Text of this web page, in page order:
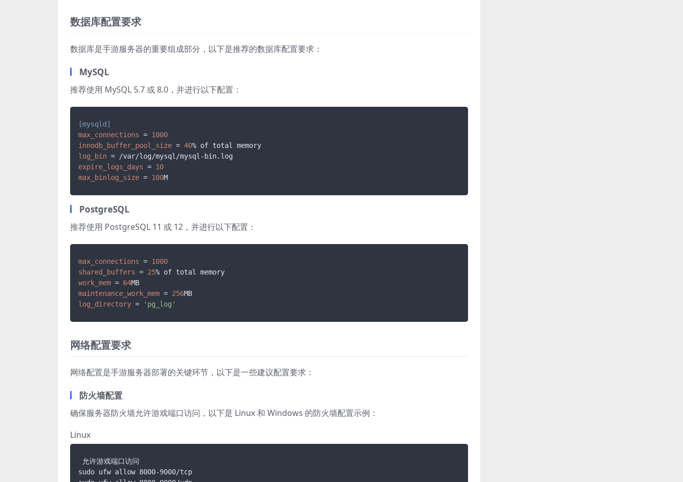
数据库配置要求
数据库是手游服务器的重要组成部分，以下是推荐的数据库配置要求：
MySQL
推荐使用 MySQL 5.7 或 8.0，并进行以下配置：
[mysqld]
max_connections = 1000
innodb_buffer_pool_size = 40
log_bin
expire_logs_days = 10
max_binlog_size = 100
PostgreSQL
推荐使用 PostgreSQL 11 或 12，并进行以下配置：
max_connections = 1000
shared_buffers = 25
work_mem = 64
maintenance_work_mem = 256
log_directory = 'pg_log'
网络配置要求
网络配置是手游服务器部署的关键环节，以下是一些建议配置要求：
防火墙配置
确保服务器防火墙允许游戏端口访问，以下是 Linux 和 Windows 的防火墙配置示例：
Linux
允许游戏端口访问
sudo ufw allow 8000-9000/tcp